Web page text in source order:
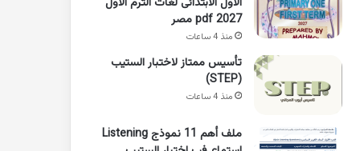
pdf 2027 مصر
منذ 4 ساعات
تأسيس ممتاز لاختبار الستيب
(STEP)
منذ 4 ساعات
ملف أهم 11 نموذج Listening